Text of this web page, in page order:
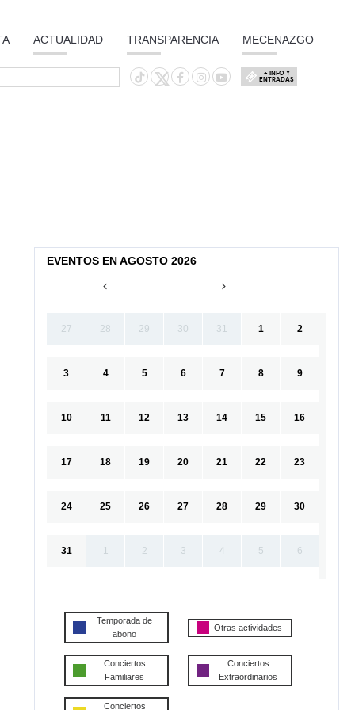
ACTUALIDAD TRANSPARENCIA MECENAZGO
+ INFO Y
ENTRADAS
EVENTOS EN AGOSTO 2026
27 28 29 30 31 1 2
3 4 5 6 7 8 9
10 11 12 13 14 15 16
17 18 19 20 21 22 23
24 25 26 27 28 29 30
31 1 2 3 4 5 6
Temporada de
abono
Otras actividades
Conciertos
Familiares
Conciertos
Extraordinarios
Conciertos